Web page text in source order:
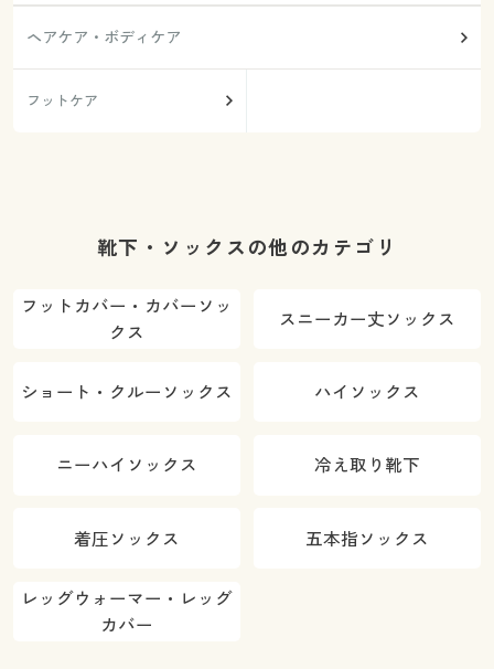
ヘアケア・ボディケア
フットケア
靴下・ソックスの他のカテゴリ
フットカバー・カバーソッ
クス
スニーカー丈ソックス
ショート・クルーソックス ハイソックス
ニーハイソックス 冷え取り靴下
着圧ソックス 五本指ソックス
レッグウォーマー・レッグ
カバー